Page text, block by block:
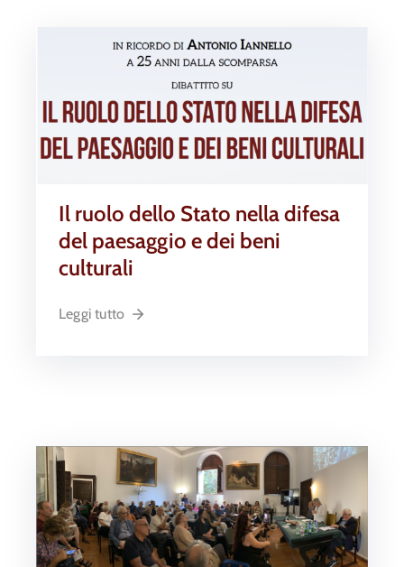
Il ruolo dello Stato nella difesa
del paesaggio e dei beni
culturali
Leggi tutto